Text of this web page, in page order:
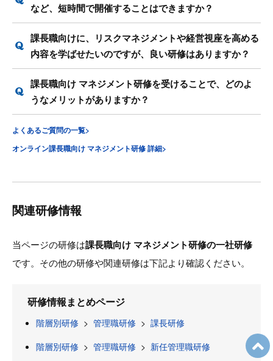
など、短時間で開催することはできますか？
課長職向けに、リスクマネジメントや経営視座を高める
内容を学ばせたいのですが、良い研修はありますか？
課長職向け マネジメント研修を受けることで、どのよ
うなメリットがありますか？
よくあるご質問の一覧>
オンライン課長職向け マネジメント研修 詳細>
関連研修情報
当ページの研修は課長職向け マネジメント研修の一社研修
です。その他の研修や関連研修は下記より確認ください。
研修情報まとめページ
階層別研修 > 管理職研修 > 課長研修
階層別研修 > 管理職研修 > 新任管理職研修